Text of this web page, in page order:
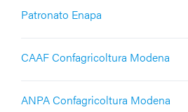
Patronato Enapa
CAAF Confagricoltura Modena
ANPA Confagricoltura Modena